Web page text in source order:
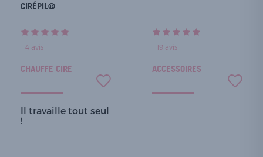
CIRÉPIL®
4 avis
CHAUFFE CIRE
Il travaille tout seul
!
19 avis
ACCESSOIRES